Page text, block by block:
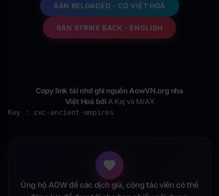
BẢN RELOADED - CÓ VIỆT HOÁ
BẢN STRIKE BACK - ENGLISH
Copy link tải nhớ ghi nguồn AowVN.org nha
Việt Hoá bởi A Kaj và MrAX
Key : zxc-ancient-empires
Ủng hộ AOW để các dịch giả, cộng tác viên có thể